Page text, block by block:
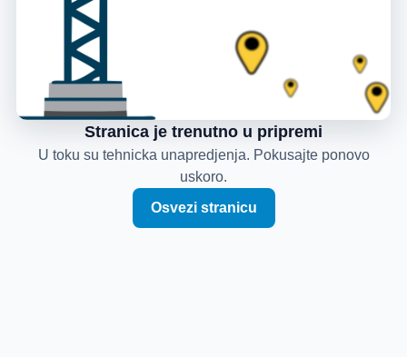
Stranica je trenutno u pripremi
U toku su tehnicka unapredjenja. Pokusajte ponovo
uskoro.
Osvezi stranicu